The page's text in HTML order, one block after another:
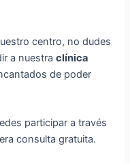
centro, no dudes
a nuestraclínica
de poder
participar a través
consulta gratuita.